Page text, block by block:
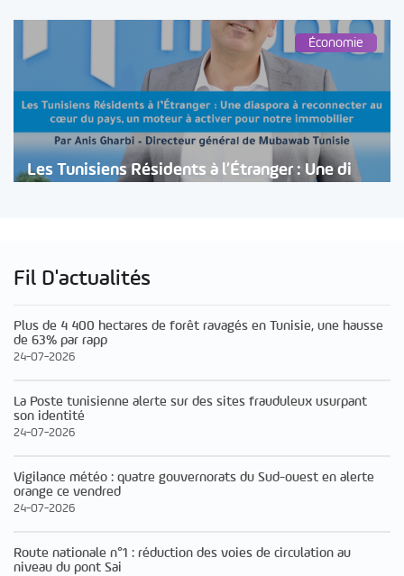
Économie
Les Tunisiens Résidents à l’Étranger : Une di
Fil D'actualités
Plus de 4 400 hectares de forêt ravagés en Tunisie, une hausse
de 63% par rapp
24-07-2026
La Poste tunisienne alerte sur des sites frauduleux usurpant
son identité
24-07-2026
Vigilance météo : quatre gouvernorats du Sud-ouest en alerte
orange ce vendred
24-07-2026
Route nationale n°1 : réduction des voies de circulation au
niveau du pont Sai